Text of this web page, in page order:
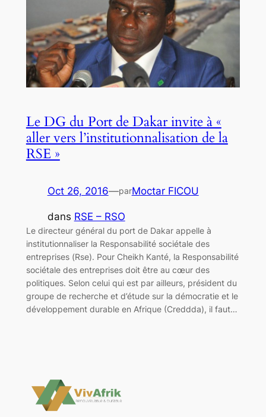
Le DG du Port de Dakar invite à «
aller vers l’institutionnalisation de la
RSE »
Oct 26, 2016—parMoctar FICOU
dans RSE – RSO
Le directeur général du port de Dakar appelle à
institutionnaliser la Responsabilité sociétale des
entreprises (Rse). Pour Cheikh Kanté, la Responsabilité
sociétale des entreprises doit être au cœur des
politiques. Selon celui qui est par ailleurs, président du
groupe de recherche et d’étude sur la démocratie et le
développement durable en Afrique (Creddda), il faut…